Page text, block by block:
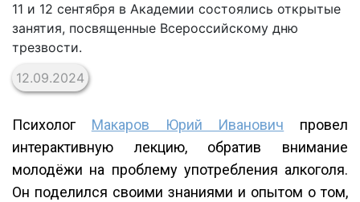
11 и 12 сентября в Академии состоялись открытые
занятия, посвященные Всероссийскому дню
трезвости.
12.09.2024
Психолог Макаров Юрий Иванович провел
интерактивную лекцию, обратив внимание
молодёжи на проблему употребления алкоголя.
Он поделился своими знаниями и опытом о том,